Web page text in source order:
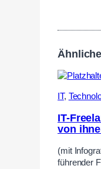
IT,
IT-
von
(mit
führender